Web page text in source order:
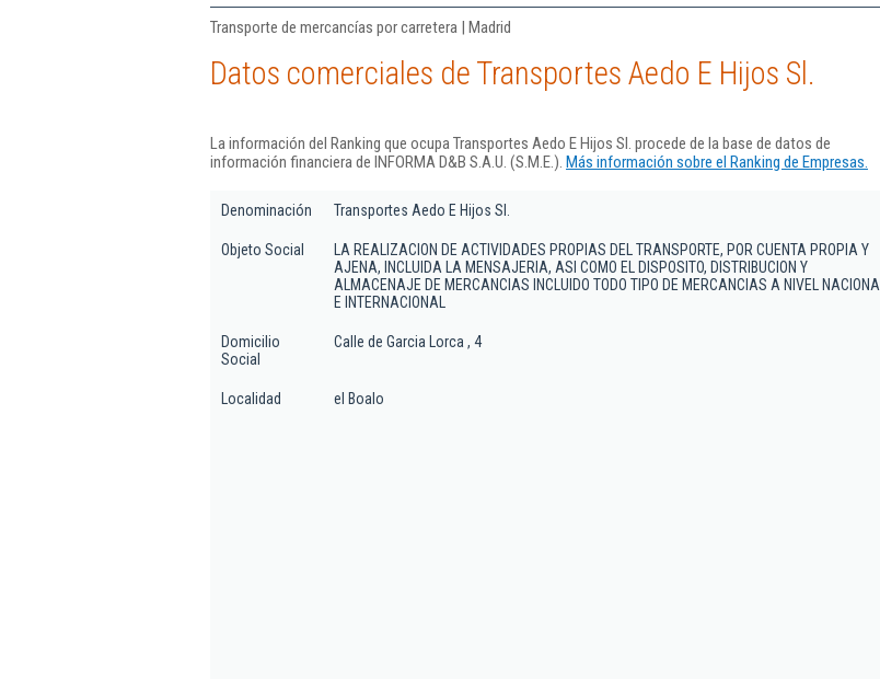
Transporte de mercancías por carretera | Madrid
Datos comerciales de Transportes Aedo E Hijos Sl.
La información del Ranking que ocupa Transportes Aedo E Hijos Sl. procede de la base de datos de
información financiera de INFORMA D&B S.A.U. (S.M.E.). Más información sobre el Ranking de Empresas.
Denominación Transportes Aedo E Hijos Sl.
Objeto Social
LA REALIZACION DE ACTIVIDADES PROPIAS DEL TRANSPORTE, POR CUENTA PROPIA Y
AJENA, INCLUIDA LA MENSAJERIA, ASI COMO EL DISPOSITO, DISTRIBUCION Y
ALMACENAJE DE MERCANCIAS INCLUIDO TODO TIPO DE MERCANCIAS A NIVEL NACIONAL
E INTERNACIONAL
Domicilio
Social
Calle de Garcia Lorca , 4
Localidad el Boalo